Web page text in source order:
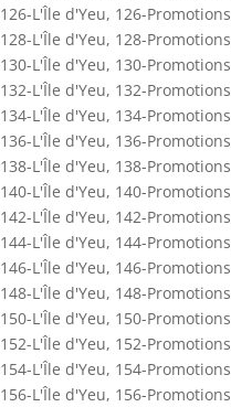
126-L'Île d'Yeu, 126-Promotions
128-L'Île d'Yeu, 128-Promotions
130-L'Île d'Yeu, 130-Promotions
132-L'Île d'Yeu, 132-Promotions
134-L'Île d'Yeu, 134-Promotions
136-L'Île d'Yeu, 136-Promotions
138-L'Île d'Yeu, 138-Promotions
140-L'Île d'Yeu, 140-Promotions
142-L'Île d'Yeu, 142-Promotions
144-L'Île d'Yeu, 144-Promotions
146-L'Île d'Yeu, 146-Promotions
148-L'Île d'Yeu, 148-Promotions
150-L'Île d'Yeu, 150-Promotions
152-L'Île d'Yeu, 152-Promotions
154-L'Île d'Yeu, 154-Promotions
156-L'Île d'Yeu, 156-Promotions